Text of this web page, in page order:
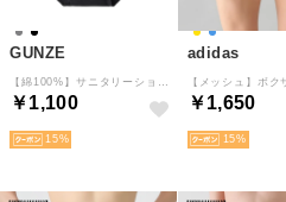
GUNZE
￥1,100
15
adidas
￥1,650
15